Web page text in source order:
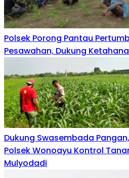
Polsek Porong Pantau
Pesawahan, Dukung
Dukung Swasembada
Polsek Wonoayu Kontrol
Mulyodadi